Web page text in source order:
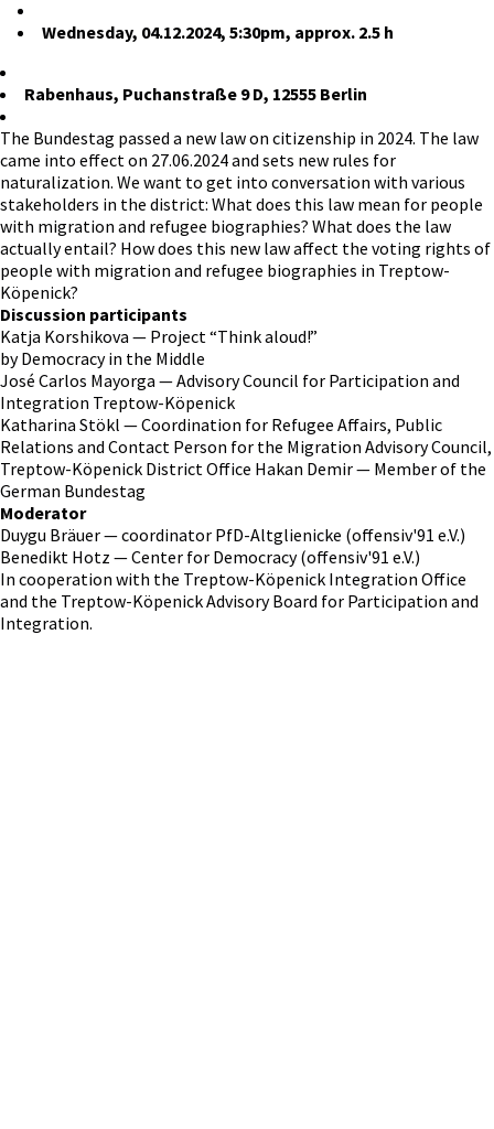
Wednesday, 04.12.2024, 5:30pm, approx. 2.5 h
Rabenhaus, Puchanstraße 9 D, 12555 Berlin
The Bundestag passed a new law on citizenship in 2024. The law
came into effect on 27.06.2024 and sets new rules for
naturalization. We want to get into conversation with various
stakeholders in the district: What does this law mean for people
with migration and refugee biographies? What does the law
actually entail? How does this new law affect the voting rights of
people with migration and refugee biographies in Treptow-
Köpenick?
Discussion participants
Katja Korshikova — Project “Think aloud!”
by Democracy in the Middle
José Carlos Mayorga — Advisory Council for Participation and
Integration Treptow-Köpenick
Katharina Stökl — Coordination for Refugee Affairs, Public
Relations and Contact Person for the Migration Advisory Council,
Treptow-Köpenick District Office Hakan Demir — Member of the
German Bundestag
Moderator
Duygu Bräuer — coordinator PfD-Altglienicke (offensiv'91 e.V.)
Benedikt Hotz — Center for Democracy (offensiv'91 e.V.)
In cooperation with the Treptow-Köpenick Integration Office
and the Treptow-Köpenick Advisory Board for Participation and
Integration.